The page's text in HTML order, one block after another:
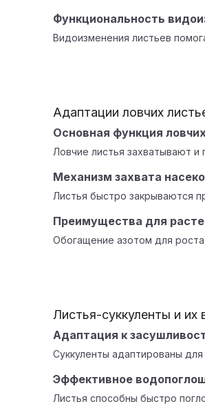
Функциональность
Видоизменения листьев
Адаптации ловчих
Основная функция
Ловчие листья захватывают
Механизм захвата
Листья быстро закрываются
Преимущества для
Обогащение азотом для
Листья-суккуленты и их
Адаптация к
Суккуленты адаптированы
Эффективное
Листья способны быстро